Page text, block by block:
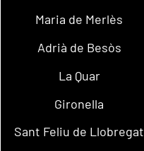
Maria de Merlès
Adrià de Besòs
La Quar
Gironella
Sant Feliu de Llobregat